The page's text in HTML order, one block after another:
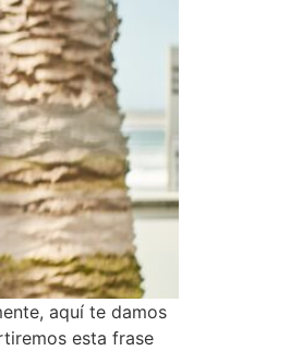
aquí te damos
esta frase